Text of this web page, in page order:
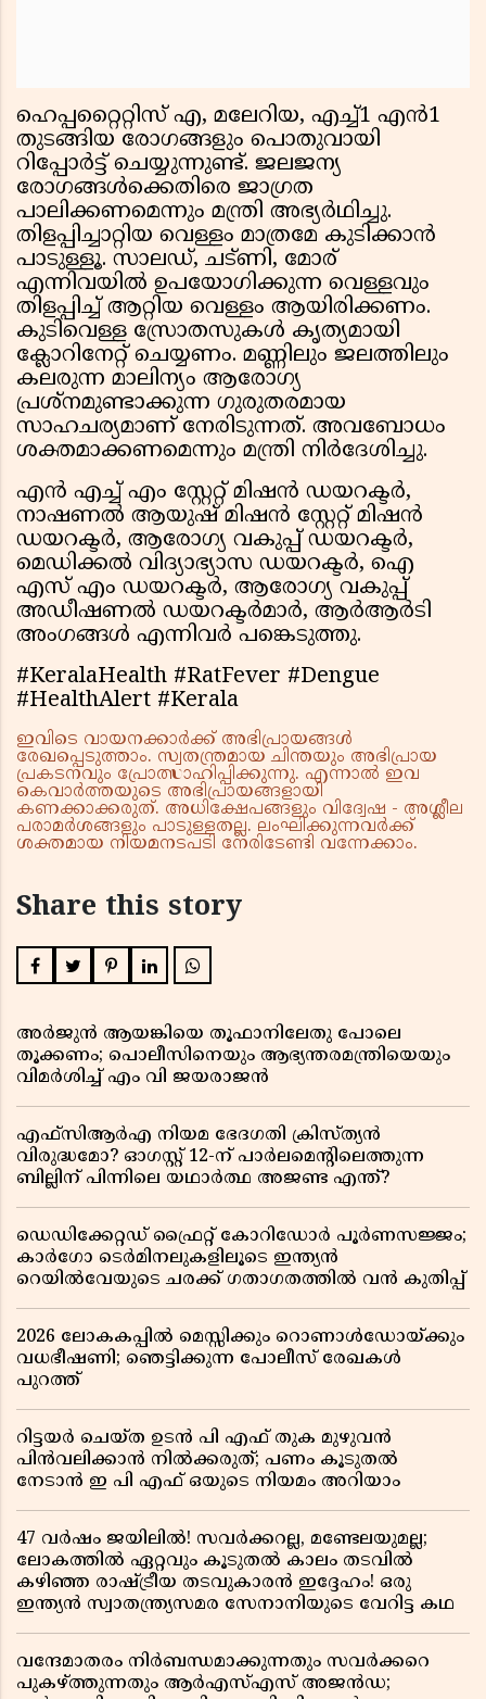
ഹെപ്പറ്റൈറ്റിസ് എ, മലേറിയ, എച്ച്1 എന്‍1
തുടങ്ങിയ രോഗങ്ങളും പൊതുവായി
റിപ്പോര്‍ട്ട് ചെയ്യുന്നുണ്ട്. ജലജന്യ
രോഗങ്ങള്‍ക്കെതിരെ ജാഗ്രത
പാലിക്കണമെന്നും മന്ത്രി അഭ്യര്‍ഥിച്ചു.
തിളപ്പിച്ചാറ്റിയ വെള്ളം മാത്രമേ കുടിക്കാന്‍
പാടുള്ളൂ. സാലഡ്, ചട്ണി, മോര്
എന്നിവയില്‍ ഉപയോഗിക്കുന്ന വെള്ളവും
തിളപ്പിച്ച് ആറ്റിയ വെള്ളം ആയിരിക്കണം.
കുടിവെള്ള സ്രോതസുകള്‍ കൃത്യമായി
ക്ലോറിനേറ്റ് ചെയ്യണം. മണ്ണിലും ജലത്തിലും
കലരുന്ന മാലിന്യം ആരോഗ്യ
പ്രശ്നമുണ്ടാക്കുന്ന ഗുരുതരമായ
സാഹചര്യമാണ് നേരിടുന്നത്. അവബോധം
ശക്തമാക്കണമെന്നും മന്ത്രി നിര്‍ദേശിച്ചു.
എന്‍ എച്ച് എം സ്റ്റേറ്റ് മിഷന്‍ ഡയറക്ടര്‍,
നാഷണല്‍ ആയുഷ് മിഷന്‍ സ്റ്റേറ്റ് മിഷന്‍
ഡയറക്ടര്‍, ആരോഗ്യ വകുപ്പ് ഡയറക്ടര്‍,
മെഡിക്കല്‍ വിദ്യാഭ്യാസ ഡയറക്ടര്‍, ഐ
എസ് എം ഡയറക്ടര്‍, ആരോഗ്യ വകുപ്പ്
അഡീഷണല്‍ ഡയറക്ടര്‍മാര്‍, ആര്‍ആര്‍ടി
അംഗങ്ങള്‍ എന്നിവര്‍ പങ്കെടുത്തു.
#KeralaHealth #RatFever #Dengue
#HealthAlert #Kerala
ഇവിടെ വായനക്കാർക്ക് അഭിപ്രായങ്ങൾ
രേഖപ്പെടുത്താം. സ്വതന്ത്രമായ ചിന്തയും അഭിപ്രായ
പ്രകടനവും പ്രോത്സാഹിപ്പിക്കുന്നു. എന്നാൽ ഇവ
കെവാർത്തയുടെ അഭിപ്രായങ്ങളായി
കണക്കാക്കരുത്. അധിക്ഷേപങ്ങളും വിദ്വേഷ - അശ്ലീല
പരാമർശങ്ങളും പാടുള്ളതല്ല. ലംഘിക്കുന്നവർക്ക്
ശക്തമായ നിയമനടപടി നേരിടേണ്ടി വന്നേക്കാം.
Share this story
അർജുൻ ആയങ്കിയെ തൂഫാനിലേതു പോലെ
തൂക്കണം; പൊലീസിനെയും ആഭ്യന്തരമന്ത്രിയെയും
വിമർശിച്ച് എം വി ജയരാജൻ
എഫ്സിആർഎ നിയമ ഭേദഗതി ക്രിസ്ത്യൻ
വിരുദ്ധമോ? ഓഗസ്റ്റ് 12-ന് പാർലമെന്റിലെത്തുന്ന
ബില്ലിന് പിന്നിലെ യഥാർത്ഥ അജണ്ട എന്ത്?
ഡെഡിക്കേറ്റഡ് ഫ്രൈറ്റ് കോറിഡോർ പൂർണസജ്ജം;
കാർഗോ ടെർമിനലുകളിലൂടെ ഇന്ത്യൻ
റെയിൽവേയുടെ ചരക്ക് ഗതാഗതത്തിൽ വൻ കുതിപ്പ്
2026 ലോകകപ്പിൽ മെസ്സിക്കും റൊണാൾഡോയ്ക്കും
വധഭീഷണി; ഞെട്ടിക്കുന്ന പോലീസ് രേഖകൾ
പുറത്ത്
റിട്ടയർ ചെയ്ത ഉടൻ പി എഫ് തുക മുഴുവൻ
പിൻവലിക്കാൻ നിൽക്കരുത്; പണം കൂടുതൽ
നേടാൻ ഇ പി എഫ് ഒയുടെ നിയമം അറിയാം
47 വർഷം ജയിലിൽ! സവർക്കറല്ല, മണ്ടേലയുമല്ല;
ലോകത്തിൽ ഏറ്റവും കൂടുതൽ കാലം തടവിൽ
കഴിഞ്ഞ രാഷ്ട്രീയ തടവുകാരൻ ഇദ്ദേഹം! ഒരു
ഇന്ത്യൻ സ്വാതന്ത്ര്യസമര സേനാനിയുടെ വേറിട്ട കഥ
വന്ദേമാതരം നിർബന്ധമാക്കുന്നതും സവർക്കറെ
പുകഴ്ത്തുന്നതും ആർഎസ്എസ് അജൻഡ;